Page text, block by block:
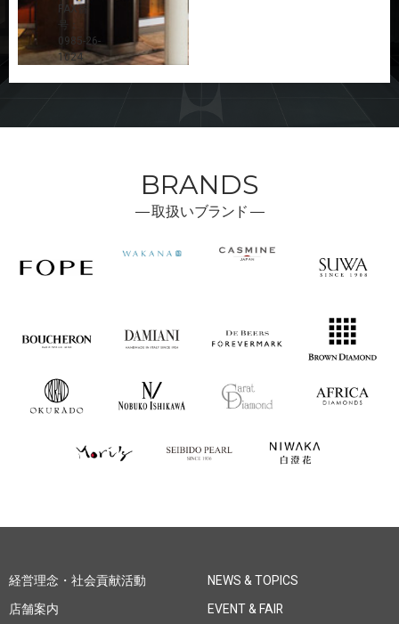
FAX番
号：
0985-26-
1024
BRANDS
―取扱いブランド ―
経営理念・社会貢献活動
店舗案内
NEWS & TOPICS
EVENT & FAIR